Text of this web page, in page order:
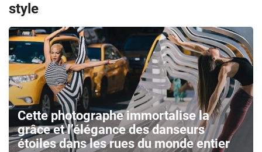
style
Cette photographe immortalise la
grâce et l’élégance des danseurs
étoiles dans les rues du monde entier